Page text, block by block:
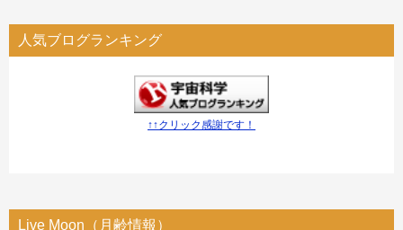
人気ブログランキング
↑↑クリック感謝です！
Live Moon（月齢情報）